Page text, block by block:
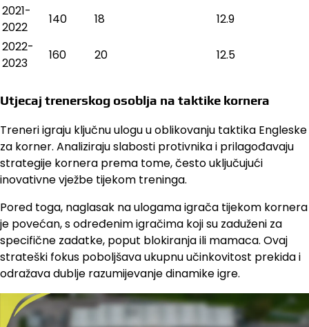
2021-
2022
140 18
12.9
2022-
2023
160 20 12.5
Utjecaj trenerskog osoblja na taktike kornera
Treneri igraju ključnu ulogu u oblikovanju taktika Engleske
za korner. Analiziraju slabosti protivnika i prilagođavaju
strategije kornera prema tome, često uključujući
inovativne vježbe tijekom treninga.
Pored toga, naglasak na ulogama igrača tijekom kornera
je povećan, s određenim igračima koji su zaduženi za
specifične zadatke, poput blokiranja ili mamaca. Ovaj
strateški fokus poboljšava ukupnu učinkovitost prekida i
odražava dublje razumijevanje dinamike igre.